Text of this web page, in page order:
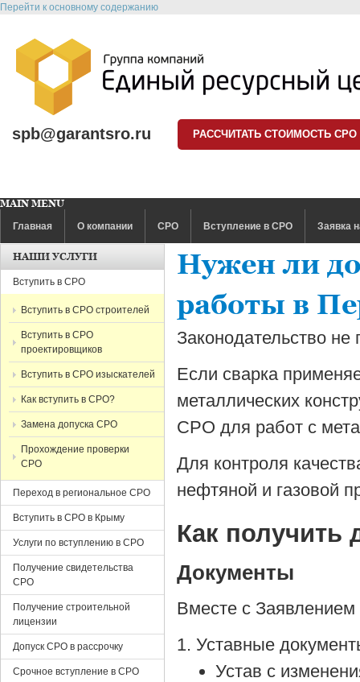
Перейти к основному содержанию
spb@garantsro.ru РАССЧИТАТЬ СТОИМОСТЬ СРО
MAIN MENU
Главная
О компании СРО Вступление в СРО Заявка
Нужен ли
работы в
Законодательство
Если сварка
металлических
СРО для работ с
Для контроля
нефтяной и газовой
Как получить
Документы
Вместе с
Уставные
Устав с
НАШИ УСЛУГИ
Вступить в СРО
Вступить в СРО строителей
Вступить в СРО
проектировщиков
Вступить в СРО изыскателей
Как вступить в СРО?
Замена допуска СРО
Прохождение проверки
СРО
Переход в региональное СРО
Вступить в СРО в Крыму
Услуги по вступлению в СРО
Получение свидетельства
СРО
Получение строительной
лицензии
Допуск СРО в рассрочку
Срочное вступление в СРО